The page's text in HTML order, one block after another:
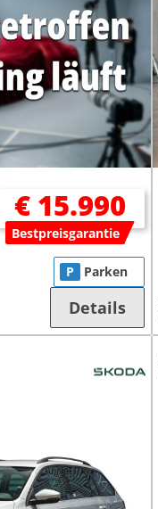
€ 15.990
Bestpreisgarantie
P Parken
Details